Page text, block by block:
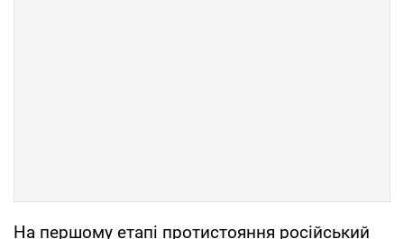
На першому етапі протистояння російський